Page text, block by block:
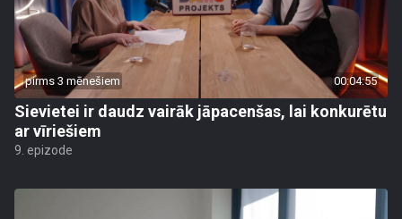
pirms 3 mēnešiem 00:04:55
Sievietei ir daudz vairāk jāpacenšas, lai konkurētu
ar vīriešiem
9. epizode